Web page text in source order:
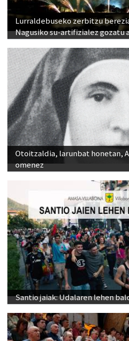
Lurraldebuseko zerbitzu
Nagusiko su-artifizialez gozatu
Otoitzaldia, larunbat honetan,
omenez
Santio jaiak: Udalaren lehen